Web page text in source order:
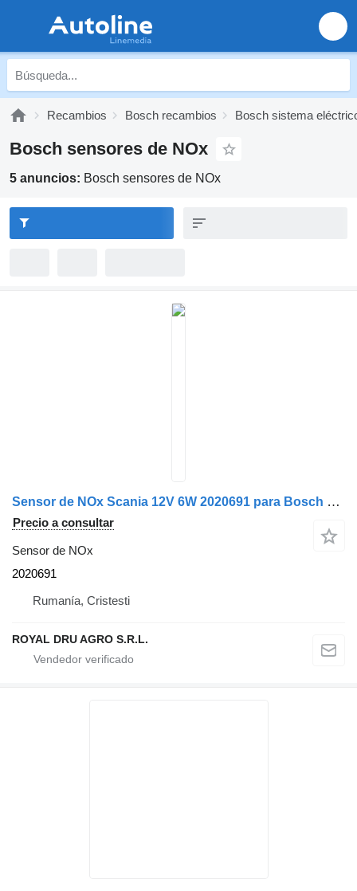
Recambios Bosch recambios Bosch sistema
Bosch sensores de NOx
5 anuncios: Bosch sensores de NOx
Sensor de NOx Scania 12V 6W 2020691 para Bosch 6L1ZL 1205120129 camión
Precio a consultar
Sensor de NOx
2020691
Rumanía, Cristesti
ROYAL DRU AGRO S.R.L.